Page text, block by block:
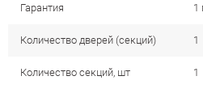
Гарантия 1
Количество дверей (секций) 1
Количество секций, шт 1